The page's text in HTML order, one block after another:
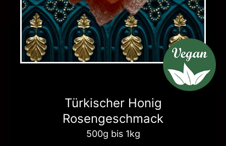
Türkischer Honig
Rosengeschmack
500g bis 1kg